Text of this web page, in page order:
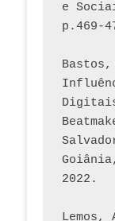
e
p.469-
2022.
Lemos,